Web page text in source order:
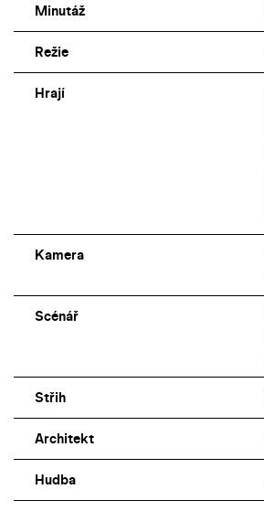
Minutáž
Režie
Hrají
Kamera
Scénář
Střih
Architekt
Hudba